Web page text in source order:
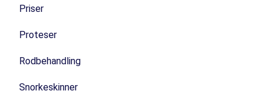
Priser
Proteser
Rodbehandling
Snorkeskinner